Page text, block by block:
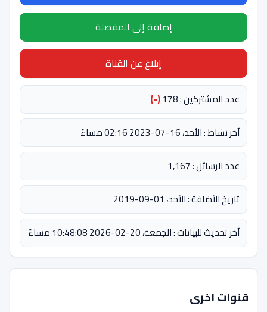
إضافة إلى المفضلة
إبلاغ عن القناة
عدد المشتركين : 178
(-)
آخر نشاط : الأحد، 16-07-2023 02:16 مساءً
عدد الرسائل : 1,167
تاريخ الأضافة : الأحد، 01-09-2019
آخر تحديث للبيانات : الجمعة، 20-02-2026 10:48:08 مساءً
قنوات اخرى